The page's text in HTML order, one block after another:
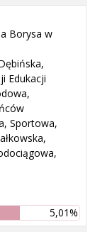
Borysa w
Edukacji
Sportowa,
5,01%